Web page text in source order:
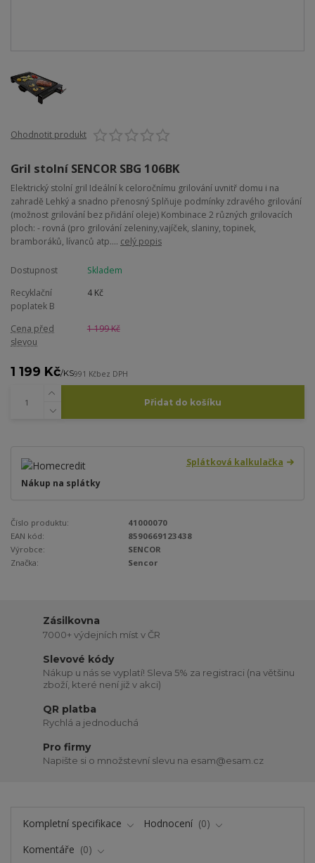
Ohodnotit produkt
Gril stolní SENCOR SBG 106BK
Elektrický stolní gril Ideální k celoročnímu grilování uvnitř domu i na
zahradě Lehký a snadno přenosný Splňuje podmínky zdravého grilování
(možnost grilování bez přidání oleje) Kombinace 2 různých grilovacích
ploch: - rovná (pro grilování zeleniny,vajíček, slaniny, topinek,
bramboráků, lívanců atp.... celý popis
Dostupnost
Skladem
Recyklační
poplatek B
4 Kč
Cena před
slevou
1 199 Kč
1 199 Kč/KS991 Kčbez DPH
Přidat do košíku
Splátková kalkulačka
Nákup na splátky
Číslo produktu:
41000070
EAN kód:
8590669123438
Výrobce:
SENCOR
Značka:
Sencor
Zásilkovna
7000+ výdejních míst v ČR
Slevové kódy
Nákup u nás se vyplatí! Sleva 5% za registraci (na většinu
zboží, které není již v akci)
QR platba
Rychlá a jednoduchá
Pro firmy
Napište si o množstevní slevu na esam@esam.cz
Kompletní specifikace Hodnocení
0
Komentáře
0